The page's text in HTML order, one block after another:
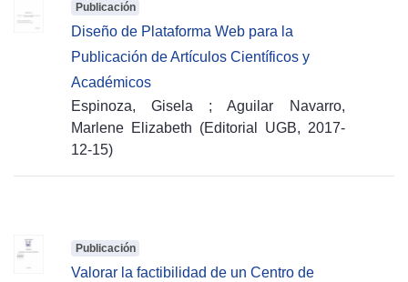
Publicación
Diseño de Plataforma Web para la
Publicación de Artículos Científicos y
Académicos
Espinoza, Gisela
;Aguilar Navarro,
Marlene Elizabeth (Editorial UGB, 2017-
12-15)
Publicación
Valorar la factibilidad de un Centro de